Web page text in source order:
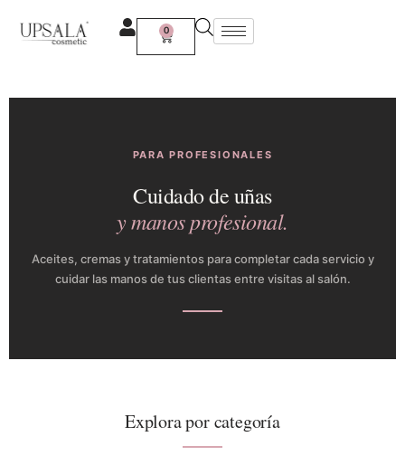
contenido
0
Carrito
PARA PROFESIONALES
Cuidado de uñas
y manos profesional.
Aceites, cremas y tratamientos para completar cada servicio y
cuidar las manos de tus clientas entre visitas al salón.
Explora por categoría